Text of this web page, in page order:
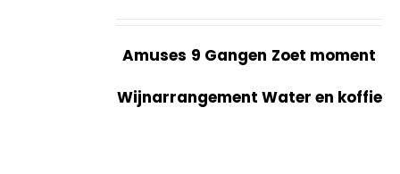
Amuses 9 Gangen Zoet moment
Wijnarrangement Water en koffie